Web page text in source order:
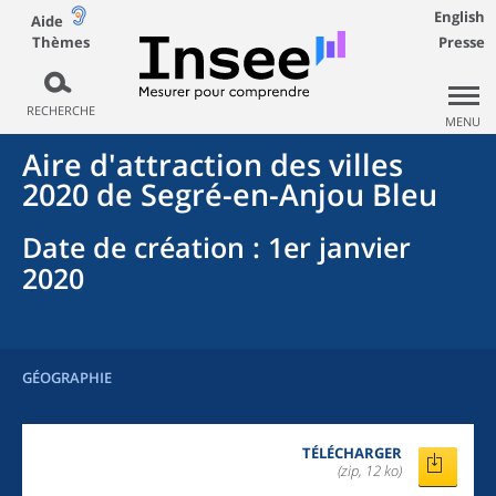
Aide
Thèmes
RECHERCHE
English
Presse
MENU
Aire d'attraction des villes
2020 de Segré-en-Anjou Bleu
Date de création : 1er janvier
2020
GÉOGRAPHIE
TÉLÉCHARGER
(zip, 12 ko)